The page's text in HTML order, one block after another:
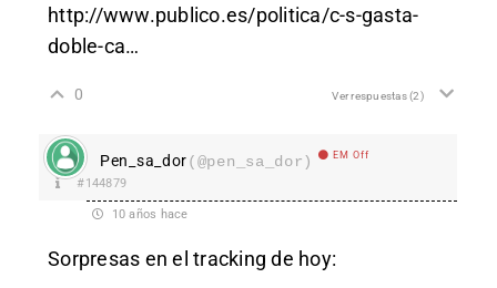
http://www.publico.es/politica/c-s-gasta-
doble-ca…
0 Ver respuestas(2)
Pen_sa_dor(@pen_sa_dor) EM Off
#144879
10 años hace
Sorpresas en el tracking de hoy: